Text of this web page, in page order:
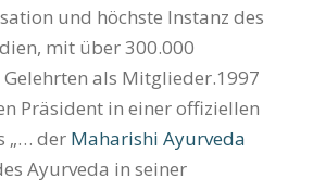
und höchste Instanz des
mit über 300.000
als Mitglieder.1997
Präsident in einer offiziellen
„… der Maharishi Ayurveda
Ayurveda in seiner